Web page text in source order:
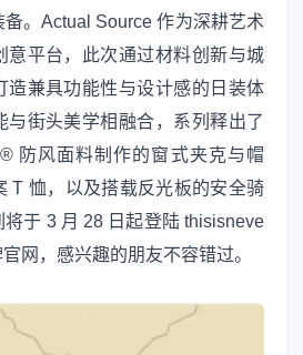
。Actual Source 作为深耕艺术
意平台，此次通过材料创新与城
造兼具功能性与设计感的日装体
与街头美学相融合，系列释出了
防风面料制作的窗式夹克与帽
T 恤，以及搭载反光板的安全骑
于 3 月 28 日起登陆 thisisneve
网，感兴趣的朋友不容错过。